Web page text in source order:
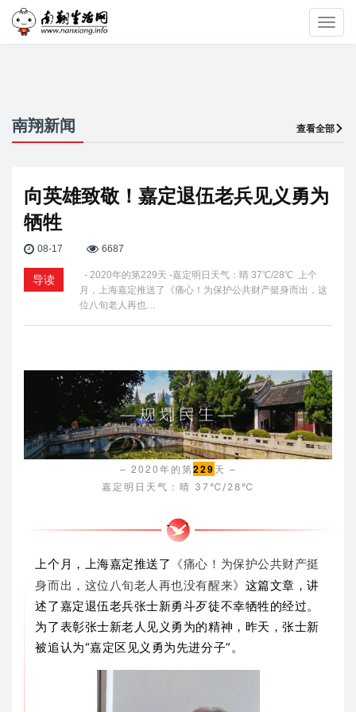
南翔新闻 查看全部
向英雄致敬！嘉定退伍老兵见义勇为
牺牲
08-17 6687
导读
- 2020年的第229天 -嘉定明日天气：晴 37℃/28℃ 上个
月，上海嘉定推送了《痛心！为保护公共财产挺身而出，这
位八旬老人再也…
– 2020年的第229天 –
嘉定明日天气： 晴 37℃/28℃
上个月，上海嘉定推送了 《痛心！ 为保护公共财产挺
身而出，这位八旬老人再也没有醒来》 这篇文章，讲
述了嘉定退伍老兵张士新勇斗歹徒不幸牺牲的经过。
为了表彰张士新老人见义勇为的精神，昨天，张士新
被追认为“嘉定区见义勇为先进分子”。